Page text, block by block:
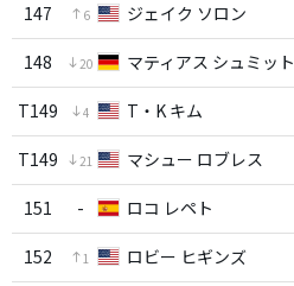
147 6 ジェイク ソロン
148 20 マティアス シュミット
T149 4 T・K キム
T149 21 マシュー ロブレス
151 - ロコ レペト
152 1 ロビー ヒギンズ